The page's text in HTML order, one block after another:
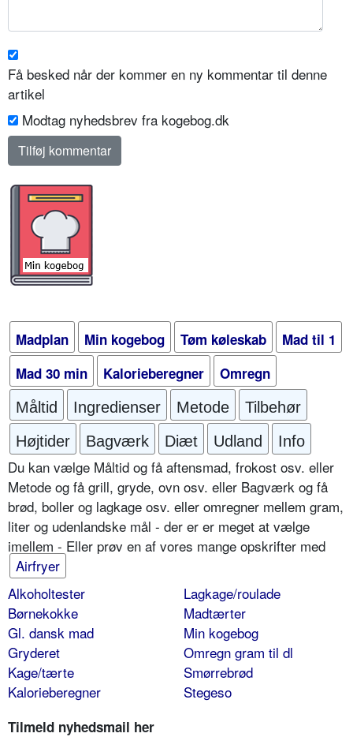
Få besked når der kommer en ny kommentar til denne
artikel
Modtag nyhedsbrev fra kogebog.dk
Madplan Min kogebog Tøm køleskab
Mad til 1
Mad 30 min
Kalorieberegner Omregn
Måltid Ingredienser Metode
Tilbehør
Højtider
Bagværk Diæt Udland Info
Du kan vælge Måltid og få aftensmad, frokost osv. eller
Metode og få grill, gryde, ovn osv. eller Bagværk og få
brød, boller og lagkage osv. eller omregner mellem gram,
liter og udenlandske mål - der er er meget at vælge
imellem - Eller prøv en af vores mange opskrifter med
Airfryer
Alkoholtester
Børnekokke
Gl. dansk mad
Gryderet
Kage/tærte
Kalorieberegner
Lagkage/roulade
Madtærter
Min kogebog
Omregn gram til dl
Smørrebrød
Stegeso
Tilmeld nyhedsmail her